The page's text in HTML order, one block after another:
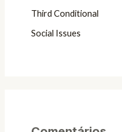
Third Conditional
Social Issues